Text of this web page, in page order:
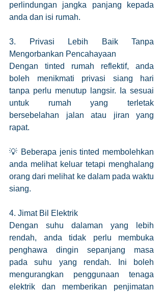
perlindungan jangka panjang kepada
anda dan isi rumah.
3. Privasi Lebih Baik Tanpa
Mengorbankan Pencahayaan
Dengan tinted rumah reflektif, anda
boleh menikmati privasi siang hari
tanpa perlu menutup langsir. Ia sesuai
untuk rumah yang terletak
bersebelahan jalan atau jiran yang
rapat.
💡 Beberapa jenis tinted membolehkan
anda melihat keluar tetapi menghalang
orang dari melihat ke dalam pada waktu
siang.
4. Jimat Bil Elektrik
Dengan suhu dalaman yang lebih
rendah, anda tidak perlu membuka
penghawa dingin sepanjang masa
pada suhu yang rendah. Ini boleh
mengurangkan penggunaan tenaga
elektrik dan memberikan penjimatan